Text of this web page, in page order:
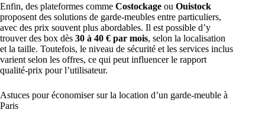
Enfin, des plateformes comme Costockage ou Ouistock
proposent des solutions de garde-meubles entre particuliers,
avec des prix souvent plus abordables. Il est possible d’y
trouver des box dès 30 à 40 € par mois, selon la localisation
et la taille. Toutefois, le niveau de sécurité et les services inclus
varient selon les offres, ce qui peut influencer le rapport
qualité-prix pour l’utilisateur.
Astuces pour économiser sur la location d’un garde-meuble à
Paris